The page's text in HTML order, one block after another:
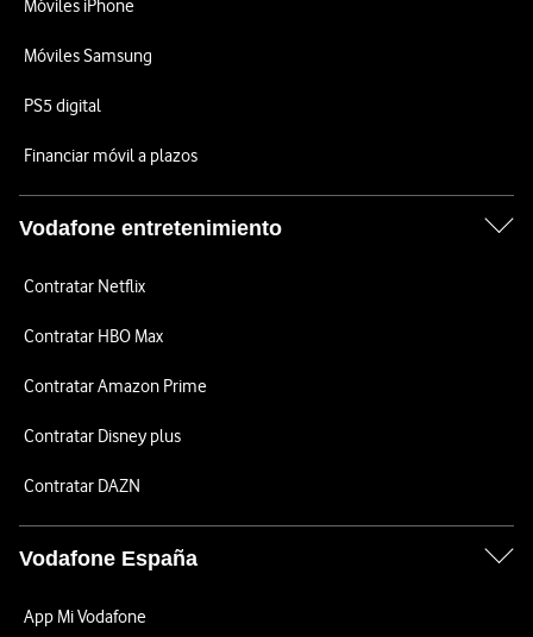
Móviles iPhone
Móviles Samsung
PS5 digital
Financiar móvil a plazos
Vodafone entretenimiento
Contratar Netflix
Contratar HBO Max
Contratar Amazon Prime
Contratar Disney plus
Contratar DAZN
Vodafone España
App Mi Vodafone